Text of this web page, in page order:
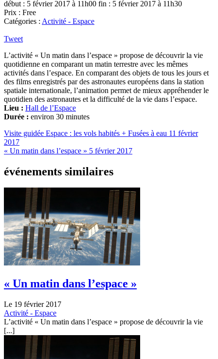
début : 5 février 2017 à 11h00 fin : 5 février 2017 à 11h30
Prix : Free
Catégories : Activité - Espace
Tweet
L’activité « Un matin dans l’espace » propose de découvrir la vie
quotidienne en comparant un matin terrestre avec les mêmes
activités dans l’espace. En comparant des objets de tous les jours et
des films enregistrés par des astronautes européens dans la station
spatiale internationale, l’animation permet de mieux appréhender le
quotidien des astronautes et la difficulté de la vie dans l’espace.
Lieu : Hall de l’Espace
Durée : environ 30 minutes
Visite guidée Espace : les vols habités + Fusées à eau 11 février
2017
« Un matin dans l’espace » 5 février 2017
événements similaires
« Un matin dans l’espace »
Le 19 février 2017
Activité - Espace
L’activité « Un matin dans l’espace » propose de découvrir la vie
[...]